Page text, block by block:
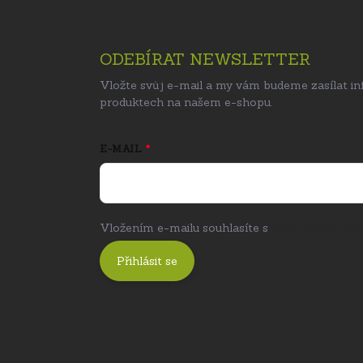
ODEBÍRAT NEWSLETTER
Vložte svůj e-mail a my vám budeme zasílat
produktech na našem e-shopu.
E-MAIL
Vložením e-mailu souhlasíte s
Přihlásit se